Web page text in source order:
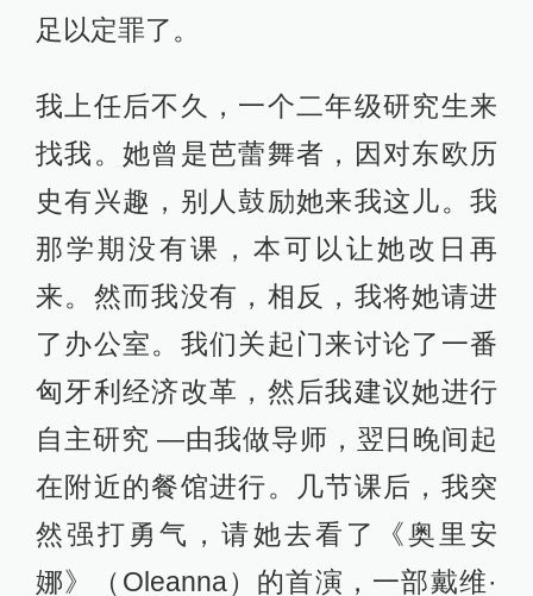
足以定罪了。
我上任后不久，一个二年级研究生来
找我。她曾是芭蕾舞者，因对东欧历
史有兴趣，别人鼓励她来我这儿。我
那学期没有课，本可以让她改日再
来。然而我没有，相反，我将她请进
了办公室。我们关起门来讨论了一番
匈牙利经济改革，然后我建议她进行
自主研究 —由我做导师，翌日晚间起
在附近的餐馆进行。几节课后，我突
然强打勇气，请她去看了《奥里安
娜》（Oleanna）的首演，一部戴维·